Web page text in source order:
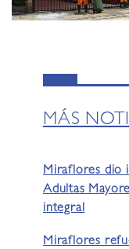
MÁS
Miraflores dio
Adultas
integral
Miraflores